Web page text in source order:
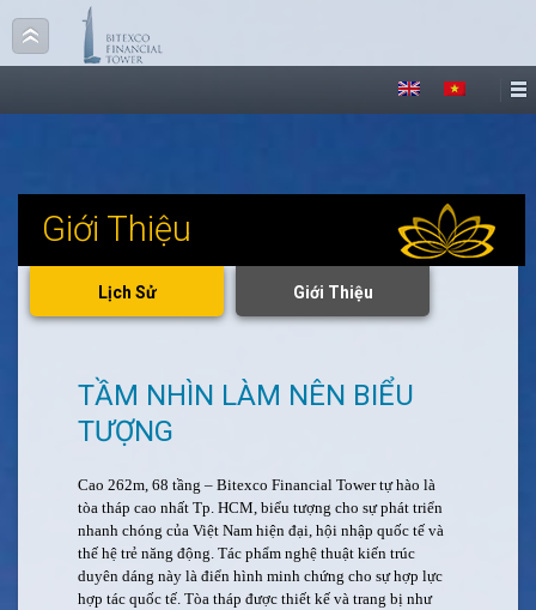
Giới Thiệu
Lịch Sử Giới Thiệu
TẦM NHÌN LÀM NÊN BIỂU
TƯỢNG
Cao 262m, 68 tầng – Bitexco Financial Tower tự hào là
tòa tháp cao nhất Tp. HCM, biểu tượng cho sự phát triển
nhanh chóng của Việt Nam hiện đại, hội nhập quốc tế và
thế hệ trẻ năng động. Tác phẩm nghệ thuật kiến trúc
duyên dáng này là điển hình minh chứng cho sự hợp lực
hợp tác quốc tế. Tòa tháp được thiết kế và trang bị như